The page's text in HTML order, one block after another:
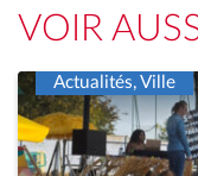
VOIR
Actualités, Ville